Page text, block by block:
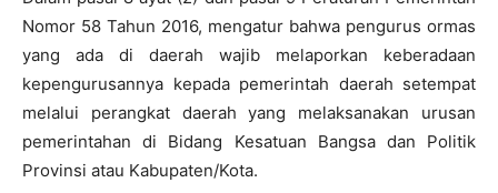
Nomor 58 Tahun 2016, mengatur bahwa pengurus ormas
yang ada di daerah wajib melaporkan keberadaan
kepengurusannya kepada pemerintah daerah setempat
melalui perangkat daerah yang melaksanakan urusan
pemerintahan di Bidang Kesatuan Bangsa dan Politik
Provinsi atau Kabupaten/Kota.